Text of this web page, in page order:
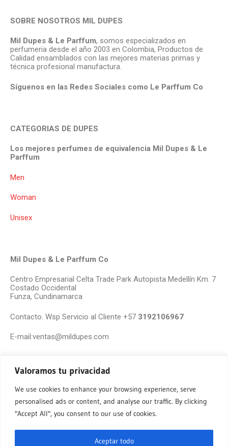
Valoramos tu privacidad
We use cookies to enhance your browsing experience, serve
personalised ads or content, and analyse our traffic. By clicking
"Accept All", you consent to our use of cookies.
Aceptar todo
SOBRE NOSOTROS MIL DUPES
Mil Dupes & Le Parffum, somos especializados en
perfumeria desde el año 2003 en Colombia, Productos de
Calidad ensamblados con las mejores materias primas y
técnica profesional manufactura.
Síguenos en las Redes Sociales como Le Parffum Co
CATEGORIAS DE DUPES
Los mejores perfumes de equivalencia Mil Dupes & Le
Parffum
Men
Woman
Unisex
Mil Dupes & Le Parffum Co
Centro Empresarial Celta Trade Park Autopista Medellín Km. 7
Costado Occidental
Funza, Cundinamarca
Contacto. Wsp Servicio al Cliente +57 3192106967
E-mail:ventas@mildupes.com